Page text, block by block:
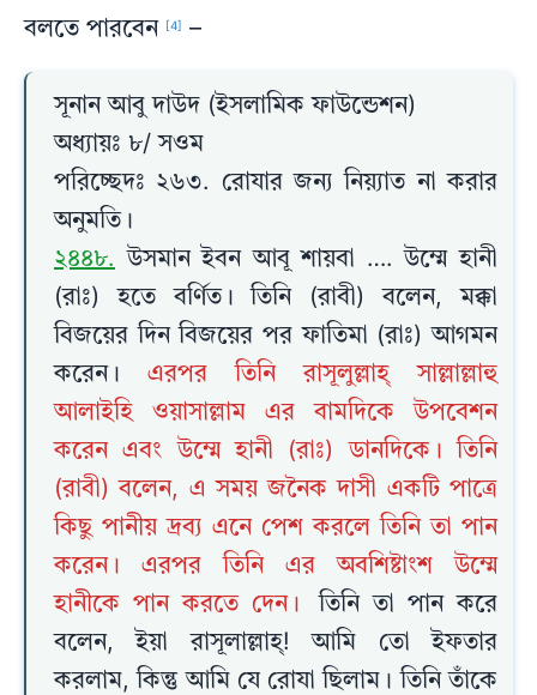
বলতে পারবেন
[4] –
সূনান আবু দাউদ (ইসলামিক ফাউন্ডেশন)
অধ্যায়ঃ ৮/ সওম
পরিচ্ছেদঃ ২৬৩. রোযার জন্য নিয়্যাত না করার
অনুমতি।
২৪৪৮. উসমান ইবন আবূ শায়বা …. উম্মে হানী
(রাঃ) হতে বর্ণিত। তিনি (রাবী) বলেন, মক্কা
বিজয়ের দিন বিজয়ের পর ফাতিমা (রাঃ) আগমন
করেন। এরপর তিনি রাসূলুল্লাহ্ সাল্লাল্লাহু
আলাইহি ওয়াসাল্লাম এর বামদিকে উপবেশন
করেন এবং উম্মে হানী (রাঃ) ডানদিকে। তিনি
(রাবী) বলেন, এ সময় জনৈক দাসী একটি পাত্রে
কিছু পানীয় দ্রব্য এনে পেশ করলে তিনি তা পান
করেন। এরপর তিনি এর অবশিষ্টাংশ উম্মে
হানীকে পান করতে দেন।
তিনি তা পান করে
বলেন, ইয়া রাসূলাল্লাহ্! আমি তো ইফতার
করলাম, কিন্তু আমি যে রোযা ছিলাম। তিনি তাঁকে